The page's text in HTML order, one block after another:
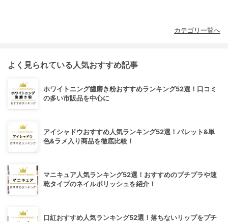
カテゴリ一覧へ
よく見られている人気おすすめ記事
ホワイトニング歯磨き粉おすすめランキング52選！口コミ
の多い市販品を中心に
アイシャドウおすすめ人気ランキング52選！パレット&単
色&ラメ入り商品を徹底比較！
マニキュア人気ランキング52選！おすすめのプチプラや速
乾タイプのネイルポリッシュを紹介！
口紅おすすめ人気ランキング52選！落ちないリップをプチ